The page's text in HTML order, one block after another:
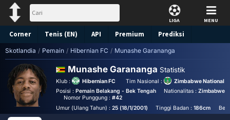
LIGA MENU
Corner Tenis (EN) API Premium Prediksi
Skotlandia / Pemain / Hibernian FC / Munashe Garananga
Munashe Garananga Statistik
Klub : Hibernian FC Tim Nasional :
Zimbabwe National
Posisi : Pemain Belakang - Bek Tengah Nationalitas :Zimbabwe
Nomor Punggung :#42
Umur (Ulang Tahun) : 25 (18/1/2001) Tinggi Badan :186cm